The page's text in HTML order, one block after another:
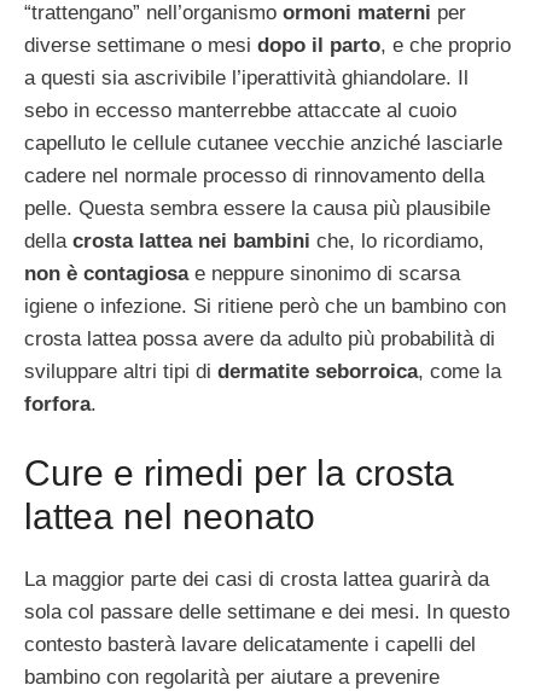
“trattengano” nell’organismo ormoni materni per
diverse settimane o mesi dopo il parto, e che proprio
a questi sia ascrivibile l’iperattività ghiandolare. Il
sebo in eccesso manterrebbe attaccate al cuoio
capelluto le cellule cutanee vecchie anziché lasciarle
cadere nel normale processo di rinnovamento della
pelle. Questa sembra essere la causa più plausibile
della crosta lattea nei bambini che, lo ricordiamo,
non è contagiosae neppure sinonimo di scarsa
igiene o infezione. Si ritiene però che un bambino con
crosta lattea possa avere da adulto più probabilità di
sviluppare altri tipi di dermatite seborroica, come la
forfora.
Cure e rimedi per la crosta
lattea nel neonato
La maggior parte dei casi di crosta lattea guarirà da
sola col passare delle settimane e dei mesi. In questo
contesto basterà lavare delicatamente i capelli del
bambino con regolarità per aiutare a prevenire